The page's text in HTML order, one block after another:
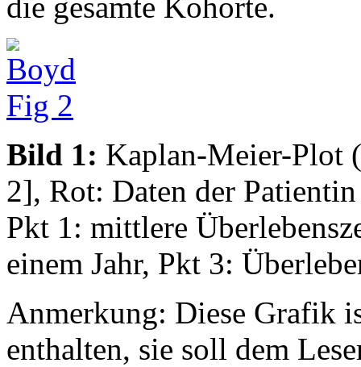
Bild 1: Kaplan-Meier-Plot
2], Rot: Daten der
Pkt 1: mittlere
einem Jahr, Pkt 3:
Anmerkung: Diese Grafik
enthalten, sie soll dem